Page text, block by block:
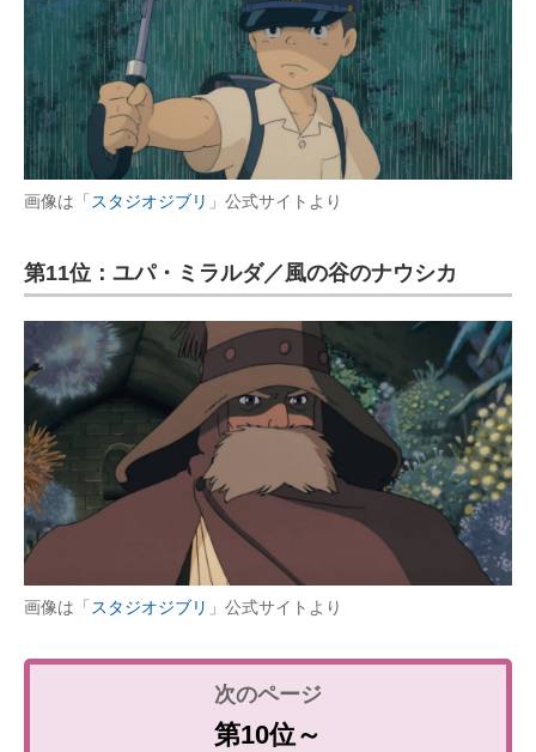
画像は「 スタジオジブリ 」公式サイトより
第11位：ユパ・ミラルダ／風の谷のナウシカ
画像は「 スタジオジブリ 」公式サイトより
第10位～